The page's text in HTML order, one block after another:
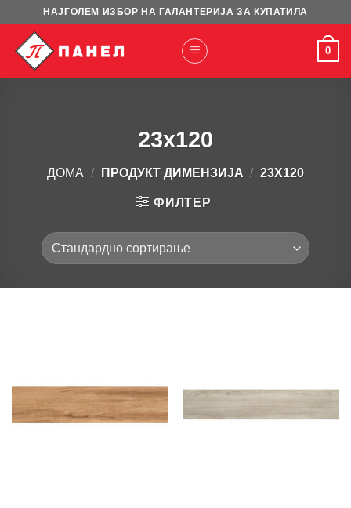
content
НАЈГОЛЕМ ИЗБОР НА ГАЛАНТЕРИЈА ЗА КУПАТИЛА
0
23x120
ДОМА / ПРОДУКТ ДИМЕНЗИЈА / 23X120
ФИЛТЕР